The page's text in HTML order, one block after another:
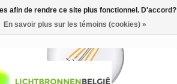
afin de rendre ce site plus fonctionnel. D'accord?
En savoir plus sur les témoins (cookies) »